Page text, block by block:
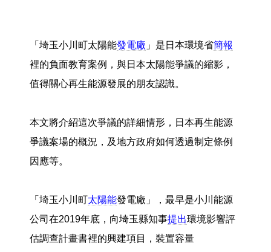
「埼玉小川町太陽能發電廠 」是日本環境省簡報
裡的負面教育案例，與日本太陽能爭議的縮影，
值得關心再生能源發展的朋友認識。
本文將介紹這次爭議的詳細情形，日本再生能源
爭議案場的概況，及地方政府如何透過制定條例
因應等。
「埼玉小川町太陽能發電廠」，最早是小川能源
公司在2019年底，向埼玉縣知事提出環境影響評
估調查計畫書裡的興建項目，裝置容量